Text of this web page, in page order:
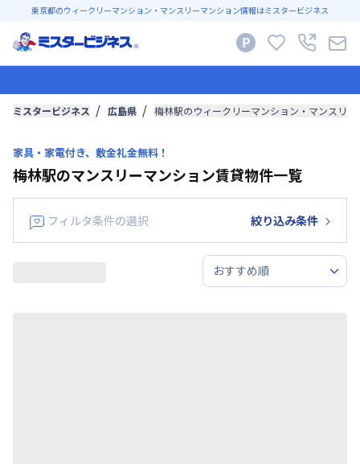
東京都のウィークリーマンション・マンスリーマンション情報はミスタービジネス
ミスタービジネス 広島県 梅林駅のウィークリーマンション・マンスリ
家具・家電付き、敷金礼金無料！
梅林駅のマンスリーマンション賃貸物件一覧
フィルタ条件の選択 絞り込み条件